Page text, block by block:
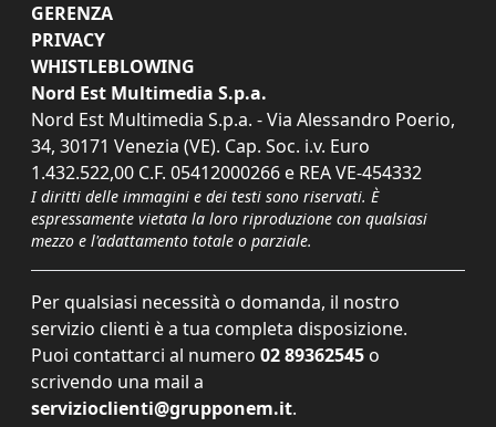
GERENZA
PRIVACY
WHISTLEBLOWING
Nord Est Multimedia S.p.a.
Nord Est Multimedia S.p.a. - Via Alessandro Poerio,
34, 30171 Venezia (VE). Cap. Soc. i.v. Euro
1.432.522,00 C.F. 05412000266 e REA VE-454332
I diritti delle immagini e dei testi sono riservati. È
espressamente vietata la loro riproduzione con qualsiasi
mezzo e l'adattamento totale o parziale.
Per qualsiasi necessità o domanda, il nostro
servizio clienti è a tua completa disposizione.
Puoi contattarci al numero 02 89362545 o
scrivendo una mail a
servizioclienti@grupponem.it.